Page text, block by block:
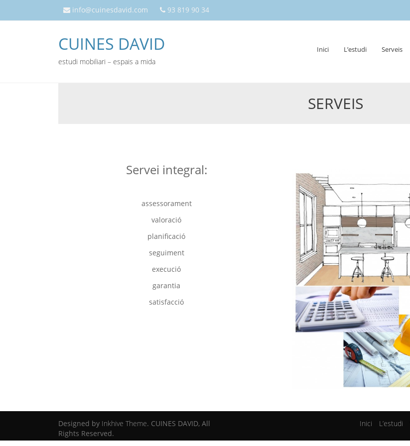
info@cuinesdavid.com 93 819 90 34
CUINES DAVID
estudi mobiliari – espais a mida
Inici L’estudi Serveis
SERVEIS
Servei integral:
assessorament
valoració
planificació
seguiment
execució
garantia
satisfacció
Designed by Inkhive Theme. CUINES DAVID, All
Rights Reserved.
Inici L’estudi